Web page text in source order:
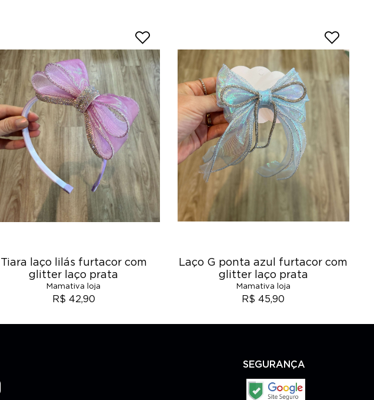
Tiara laço lilás furtacor com
glitter laço prata
Mamativa loja
R$ 42,90
Laço G ponta azul furtacor com
glitter laço prata
Mamativa loja
R$ 45,90
SEGURANÇA